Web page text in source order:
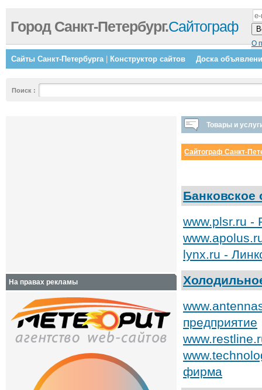
О
Город Санкт-Петербург.Сайтограф
Сайты Санкт-Петербурга| Конструктор сайтов Доска
Поиск :
Товары и
Сайтограф Санкт-
Банковское
www.plsr.ru -
lynx.ru -
предприятие
фирма
На правах рекламы